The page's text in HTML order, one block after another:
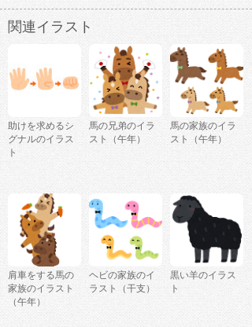
関連イラスト
助けを求めるシ
グナルのイラス
ト
馬の兄弟のイラ
スト（午年）
馬の家族のイラ
スト（午年）
肩車をする馬の
家族のイラスト
（午年）
ヘビの家族のイ
ラスト（干支）
黒い羊のイラス
ト